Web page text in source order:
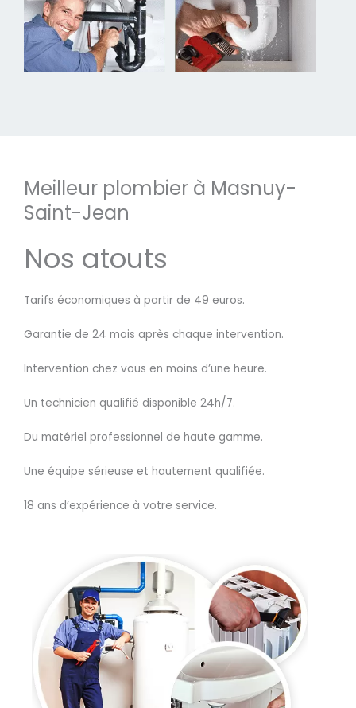
Meilleur plombier à Masnuy-
Saint-Jean
Nos atouts
Tarifs économiques à partir de 49 euros.
Garantie de 24 mois après chaque intervention.
Intervention chez vous en moins d’une heure.
Un technicien qualifié disponible 24h/7.
Du matériel professionnel de haute gamme.
Une équipe sérieuse et hautement qualifiée.
18 ans d’expérience à votre service.